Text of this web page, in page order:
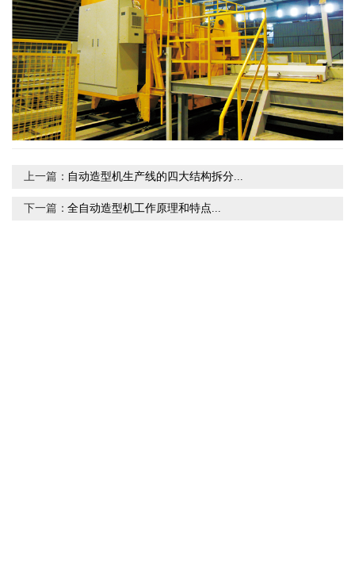
上一篇： 自动造型机生产线的四大结构拆分...
下一篇：全自动造型机工作原理和特点...